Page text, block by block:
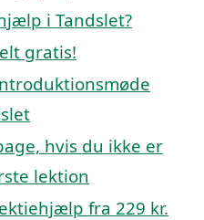
i Tandslet?
gratis!
hvis du ikke er
lektion
fra 229 kr.